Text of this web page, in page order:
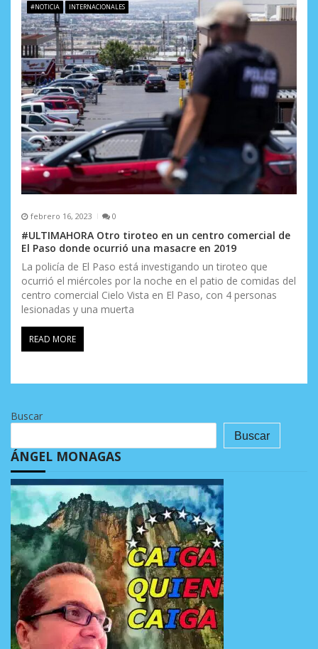
#NOTICIA INTERNACIONALES
febrero 16, 2023 0
#ULTIMAHORA Otro tiroteo en un centro comercial de
El Paso donde ocurrió una masacre en 2019
La policía de El Paso está investigando un tiroteo que
ocurrió el miércoles por la noche en el patio de comidas del
centro comercial Cielo Vista en El Paso, con 4 personas
lesionadas y una muerta
READ MORE
Buscar
Buscar
ÁNGEL MONAGAS